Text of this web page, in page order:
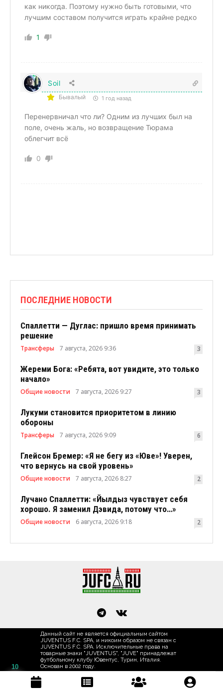
как никогда. Поэтому нужно быть готовыми, что
лучшим составом получится играть крайне редко
1
Soil
Бывалый 1 год назад
Перенервничал что ли? Одним из лучших был на
поле, очень жаль, но возвращение Тюрама
облегчит всё
0
ПОСЛЕДНИЕ НОВОСТИ
Спаллетти — Дуглас: пришло время принимать
решение
Трансферы 7 августа, 2026 9:36 3
Жереми Бога: «Ребята, вот увидите, это только
начало»
Общие новости 7 августа, 2026 9:27 3
Лукуми становится приоритетом в линию
обороны
Трансферы 7 августа, 2026 9:09 6
Глейсон Бремер: «Я не бегу из «Юве»! Уверен,
что вернусь на свой уровень»
Общие новости 7 августа, 2026 8:27 2
Лучано Спаллетти: «Йылдыз чувствует себя
хорошо. Я заменил Дэвида, потому что…»
Общие новости 6 августа, 2026 9:18 2
Данный сайт не является официальным сайтом
JUVENTUS F.C. SPA, и никоим образом не связан с
JUVENTUS F.C. SPA. Исключительные права на
товарные знаки "JUVENTUS", "JUVE" принадлежат
футбольному клубу Ювентус, Турин, Италия.
Основан в 2002 году.
10